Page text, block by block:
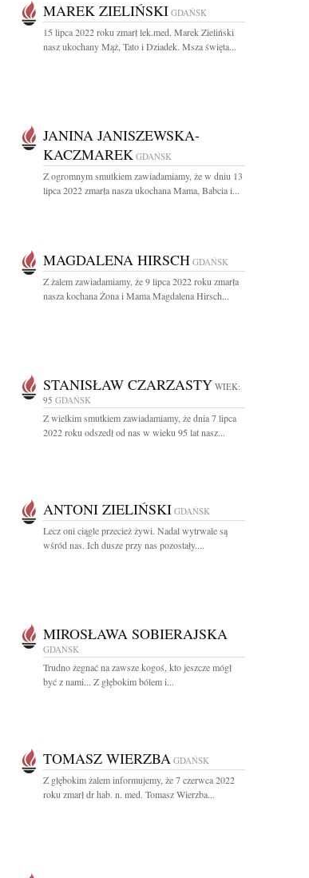
MAREK ZIELIŃSKI GDAŃSK
15 lipca 2022 roku zmarł lek.med. Marek Zieliński
nasz ukochany Mąż, Tato i Dziadek. Msza święta...
JANINA JANISZEWSKA-
KACZMAREK GDAŃSK
Z ogromnym smutkiem zawiadamiamy, że w dniu 13
lipca 2022 zmarła nasza ukochana Mama, Babcia i...
MAGDALENA HIRSCH GDAŃSK
Z żalem zawiadamiamy, że 9 lipca 2022 roku zmarła
nasza kochana Żona i Mama Magdalena Hirsch...
STANISŁAW CZARZASTY WIEK:
95 GDAŃSK
Z wielkim smutkiem zawiadamiamy, że dnia 7 lipca
2022 roku odszedł od nas w wieku 95 lat nasz...
ANTONI ZIELIŃSKI GDAŃSK
Lecz oni ciągle przecież żywi. Nadal wytrwale są
wśród nas. Ich dusze przy nas pozostały....
MIROSŁAWA SOBIERAJSKA
GDAŃSK
Trudno żegnać na zawsze kogoś, kto jeszcze mógł
być z nami... Z głębokim bólem i...
TOMASZ WIERZBA GDAŃSK
Z głębokim żalem informujemy, że 7 czerwca 2022
roku zmarł dr hab. n. med. Tomasz Wierzba...